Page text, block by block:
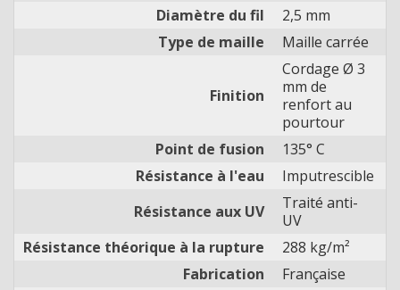
Diamètre du fil
2,5 mm
Type de maille
Maille carrée
Finition
Cordage Ø 3
mm de
renfort au
pourtour
Point de fusion
135° C
Résistance à l'eau
Imputrescible
Résistance aux UV
Traité anti-
UV
Résistance théorique à la rupture
288 kg/m²
Fabrication
Française